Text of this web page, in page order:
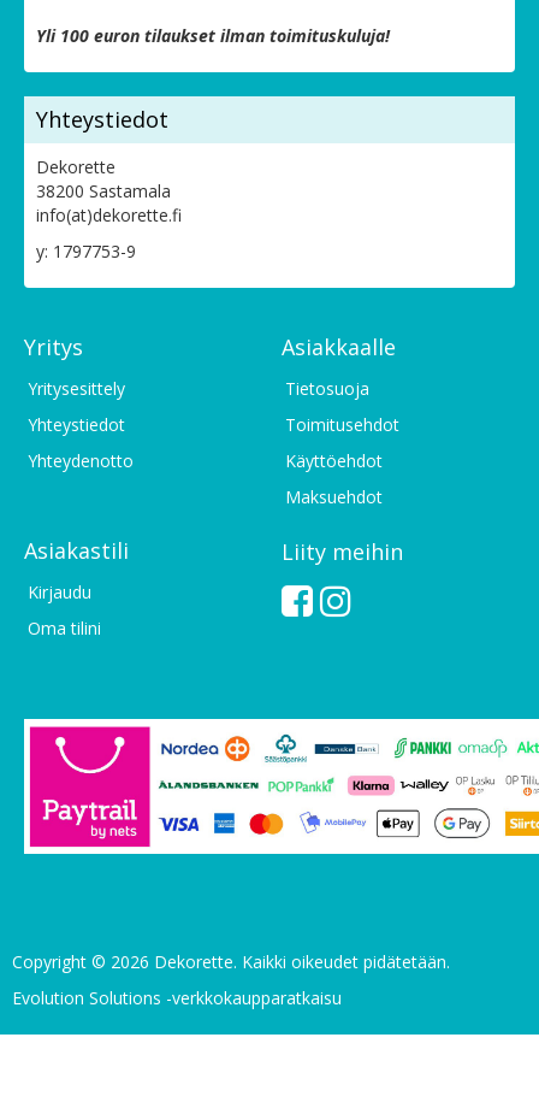
Yli 100 euron tilaukset ilman toimituskuluja!
Yhteystiedot
Dekorette
38200 Sastamala
info(at)dekorette.fi
y: 1797753-9
Yritys
Yritysesittely
Yhteystiedot
Yhteydenotto
Asiakkaalle
Tietosuoja
Toimitusehdot
Käyttöehdot
Maksuehdot
Asiakastili
Kirjaudu
Oma tilini
Liity meihin
Copyright © 2026 Dekorette. Kaikki oikeudet pidätetään.
Evolution Solutions -verkkokaupparatkaisu